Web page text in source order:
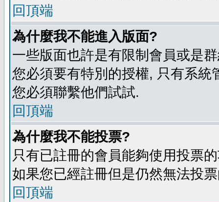
回頂端
為什麼我不能進入版面?
一些版面也許是有限制會員或是
您必須要有特別的授權, 只有系
您必須聯繫他們試試.
回頂端
為什麼我不能投票?
只有已註冊的會員能夠使用投票
如果您已經註冊但是仍然無法投
回頂端